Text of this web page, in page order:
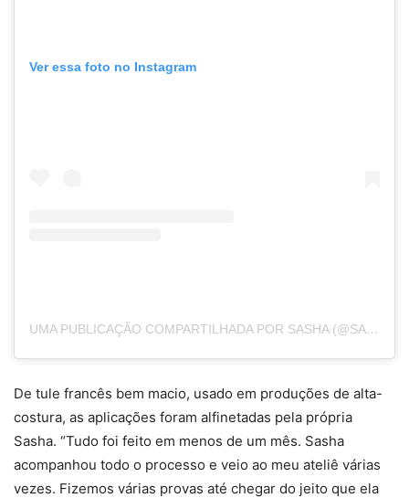
Ver essa foto no Instagram
UMA PUBLICAÇÃO COMPARTILHADA POR SASHA (@SASHAMENEGHEL)
De tule francês bem macio, usado em produções de alta-
costura, as aplicações foram alfinetadas pela própria
Sasha. “Tudo foi feito em menos de um mês. Sasha
acompanhou todo o processo e veio ao meu ateliê várias
vezes. Fizemos várias provas até chegar do jeito que ela